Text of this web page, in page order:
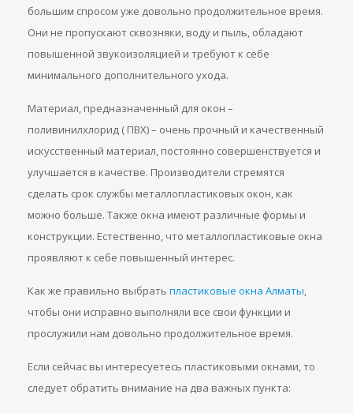
большим спросом уже довольно продолжительное время.
Они не пропускают сквозняки, воду и пыль, обладают
повышенной звукоизоляцией и требуют к себе
минимального дополнительного ухода.
Материал, предназначенный для окон –
поливинилхлорид ( ПВХ) – очень прочный и качественный
искусственный материал, постоянно совершенствуется и
улучшается в качестве. Производители стремятся
сделать срок службы металлопластиковых окон, как
можно больше. Также окна имеют различные формы и
конструкции. Естественно, что металлопластиковые окна
проявляют к себе повышенный интерес.
Как же правильно выбрать пластиковые окна Алматы,
чтобы они исправно выполняли все свои функции и
прослужили нам довольно продолжительное время.
Если сейчас вы интересуетесь пластиковыми окнами, то
следует обратить внимание на два важных пункта: